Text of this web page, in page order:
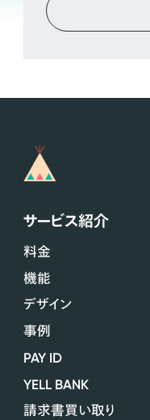
サービス紹介
料金
機能
デザイン
事例
PAY ID
YELL BANK
請求書買い取り